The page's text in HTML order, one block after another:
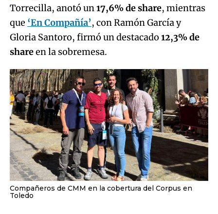
Torrecilla, anotó un17,6% de share, mientras
que ‘En Compañía’, con Ramón García y
Gloria Santoro, firmó un destacado 12,3% de
shareen la sobremesa.
Compañeros de CMM en la cobertura del Corpus en
Toledo